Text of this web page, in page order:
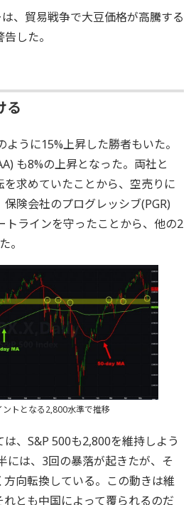
、貿易戦争で大豆価格が高騰する
した。
る
ように15%上昇した勝者もいた。
も8%の上昇となった。両社と
求めていたことから、空売りに
険会社のプログレッシブ(PGR)
トラインを守ったことから、他の2
。
トとなる2,800水準で推移
、S&P 500も2,800を維持しよう
には、3回の暴落が起きたが、そ
向転換している。この動きは維
とも中国によって覆られるのだ